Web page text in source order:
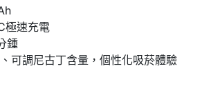
極速充電
鍾
可調尼古丁含量，個性化吸菸體驗